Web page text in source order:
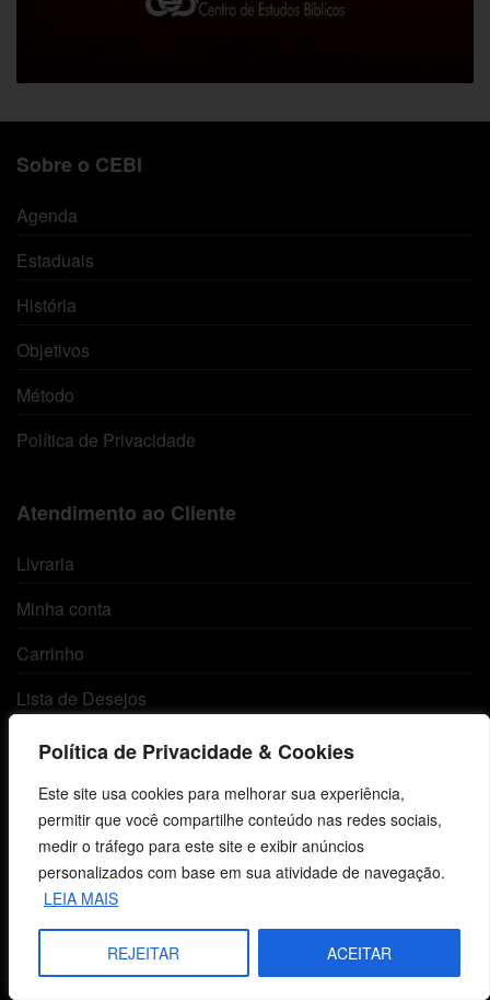
Política de Privacidade & Cookies
Este site usa cookies para melhorar sua experiência,
permitir que você compartilhe conteúdo nas redes sociais,
medir o tráfego para este site e exibir anúncios
personalizados com base em sua atividade de navegação.
LEIA MAIS
REJEITAR ACEITAR
Sobre o CEBI
Agenda
Estaduais
História
Objetivos
Método
Política de Privacidade
Atendimento ao Cliente
Livraria
Minha conta
Carrinho
Lista de Desejos
Termos e Condições
Centro de Estudos Bíblicos
CNPJ: 29.832.607/0001-10
São Leopoldo, RS, Brasil
Fale Conosco